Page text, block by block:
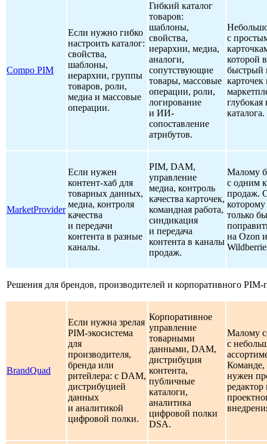
Compo PIM
Если нужно гибко
настроить каталог:
свойства,
шаблоны,
иерархии, группы
товаров, роли,
медиа и массовые
операции.
Гибкий каталог
товаров:
шаблоны,
свойства,
иерархии, медиа,
аналоги,
сопутствующие
товары, массовые
операции, роли,
логирование
и ИИ-
сопоставление
атрибутов.
с
которой
быстрый
глубокая
каталога.
MarketProvider
Если нужен
контент-хаб для
товарных данных,
медиа, контроля
качества
и передачи
контента в разные
каналы.
PIM, DAM,
управление
медиа, контроль
качества карточек,
командная работа,
синдикация
и передача
контента в каналы
продаж.
Малому
с одним
продаж.
только
на Ozon
Решения для брендов, производителей и корпоративного PIM-
BrandQuad
Если нужна зрелая
PIM-экосистема
для
производителя,
бренда или
ритейлера: с DAM,
дистрибуцией
данных
и аналитикой
цифровой полки.
Корпоративное
управление
товарными
данными, DAM,
дистрибуция
контента,
публичные
каталоги,
аналитика
цифровой полки
DSA.
Малому
с
Команде,
нужен
редактор